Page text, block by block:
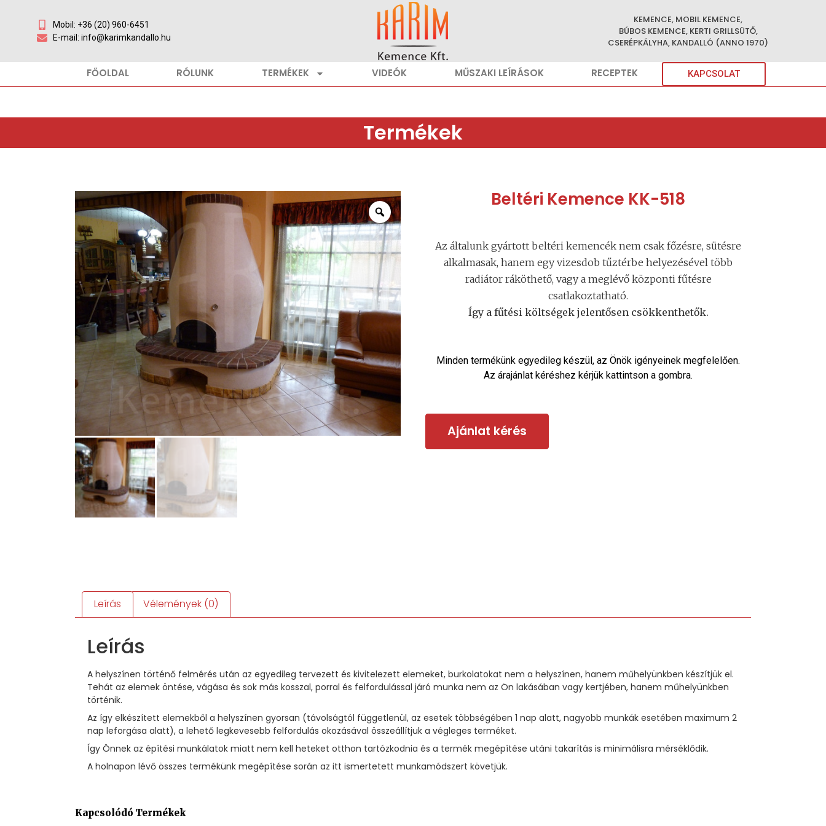
Mobil: +36 (20) 960-6451
E-mail: info@karimkandallo.hu
KEMENCE, MOBIL KEMENCE,
BÚBOS KEMENCE, KERTI GRILLSÜTŐ,
CSERÉPKÁLYHA, KANDALLÓ (ANNO 1970)
FŐOLDAL RÓLUNK TERMÉKEK VIDEÓK MŰSZAKI LEÍRÁSOK RECEPTEK KAPCSOLAT
Termékek
Beltéri Kemence KK-518
Az általunk gyártott beltéri kemencék nem csak főzésre, sütésre
alkalmasak, hanem egy vizesdob tűztérbe helyezésével több
radiátor ráköthető, vagy a meglévő központi fűtésre
csatlakoztatható.
Így a fűtési költségek jelentősen csökkenthetők.
Minden termékünk egyedileg készül, az Önök igényeinek megfelelően.
Az árajánlat kéréshez kérjük kattintson a gombra.
Ajánlat kérés
Leírás Vélemények (0)
Leírás
A helyszínen történő felmérés után az egyedileg tervezett és kivitelezett elemeket, burkolatokat nem a helyszínen, hanem műhelyünkben készítjük el.
Tehát az elemek öntése, vágása és sok más kosszal, porral és felfordulással járó munka nem az Ön lakásában vagy kertjében, hanem műhelyünkben
történik.
Az így elkészített elemekből a helyszínen gyorsan (távolságtól függetlenül, az esetek többségében 1 nap alatt, nagyobb munkák esetében maximum 2
nap leforgása alatt), a lehető legkevesebb felfordulás okozásával összeállítjuk a végleges terméket.
Így Önnek az építési munkálatok miatt nem kell heteket otthon tartózkodnia és a termék megépítése utáni takarítás is minimálisra mérséklődik.
A holnapon lévő összes termékünk megépítése során az itt ismertetett munkamódszert követjük.
Kapcsolódó Termékek